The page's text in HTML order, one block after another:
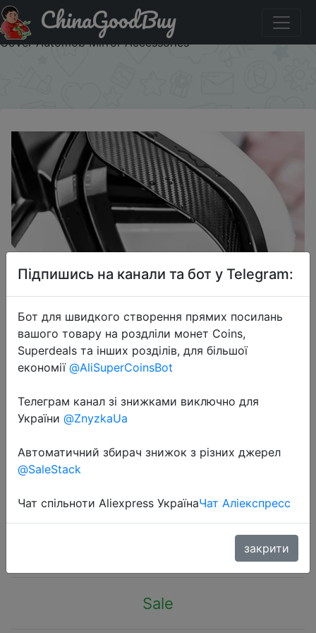
Знижка на 2PCS Car Rearview Mirror Rain Eyebrow Visor
Carbon Fiber Car Rearview Side Snow Sun Visor Rain
Cover Automob Mirror Accessories
ChinaGoodBuy
2024-04-10
Eyebrow Visor Carbon Fiber Car
Rearview Side Snow Sun Visor Rain
Cover Automob Mirror Accessories
Sale
Підпишись на канали та бот у Telegram:
Бот для швидкого створення прямих посилань
вашого товару на роздліли монет Coins,
Superdeals та інших розділів, для більшої
економії @AliSuperCoinsBot
Телеграм канал зі знижками виключно для
України @ZnyzkaUa
Автоматичний збирач знижок з різних джерел
@SaleStack
Чат спільноти Aliexpress УкраїнаЧат Аліекспресс
закрити